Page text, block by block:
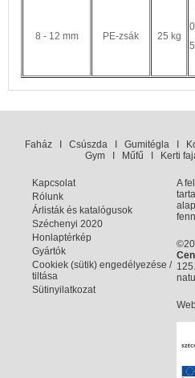
8 - 12 mm PE-zsák 25 kg
FaházI CsúszdaI GumitéglaI
GymI Műfű Kerti
Kapcsolat
Rólunk
Árlisták és katalógusok
Széchenyi 2020
Honlaptérkép
Gyártók
Cookiek (sütik) engedélyezése /
tiltása
Sütinyilatkozat
A